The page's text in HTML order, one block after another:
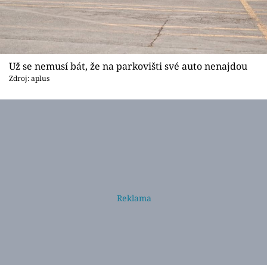
Už se nemusí bát, že na parkovišti své auto nenajdou
Zdroj: aplus